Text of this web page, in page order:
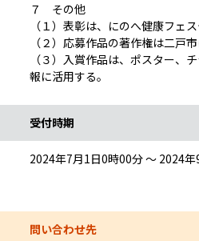
７ その他
（１）表彰は、にのへ健康フェ
（２）応募作品の著作権は二戸市
（３）入賞作品は、ポスター、
報に活用する。
受付時期
2024年7月1日0時00分 ～ 2024
問い合わせ先